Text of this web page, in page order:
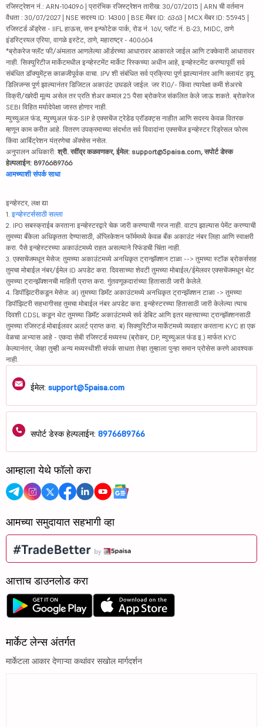
रजिस्ट्रेशन नं.: ARN-104096 | प्रारंभिक रजिस्ट्रेशन तारीख: 30/07/2015 | ARN ची वर्तमान
वैधता : 30/07/2027 | NSE सदस्य ID: 14300 | BSE मेंबर ID: 6363 | MCX मेंबर ID: 55945 |
रजिस्टर्ड ॲड्रेस - IIFL हाऊस, सन इन्फोटेक पार्क, रोड नं. 16V, प्लॉट नं. B-23, MIDC, ठाणे
इंडस्ट्रियल एरिया, वागळे इस्टेट, ठाणे, महाराष्ट्र - 400604
*ब्रोकरेज फ्लॅट फी/अंमलात आणलेल्या ऑर्डरच्या आधारावर आकारले जाईल आणि टक्केवारी आधारावर
नाही. सिक्युरिटीज मार्केटमधील इन्व्हेस्टमेंट मार्केट रिस्कच्या अधीन आहे, इन्व्हेस्टमेंट करण्यापूर्वी सर्व
संबंधित डॉक्युमेंट्स काळजीपूर्वक वाचा. IPV शी संबंधित सर्व प्रक्रिया पूर्ण झाल्यानंतर आणि क्लायंट ड्यू
डिलिजन्स पूर्ण झाल्यानंतर डिजिटल अकाउंट उघडले जाईल. जर ₹10/- किंवा त्यापेक्षा कमी शेअरचे
विक्री/खरेदी मूल्य असेल तर प्रति शेअर कमाल 25 पैसा ब्रोकरेज संकलित केले जाऊ शकते. ब्रोकरेज
SEBI विहित मर्यादेपेक्षा जास्त होणार नाही.
म्युच्युअल फंड, म्युच्युअल फंड-SIP हे एक्सचेंज ट्रेडेड प्रॉडक्ट्स नाहीत आणि सदस्य केवळ वितरक
म्हणून काम करीत आहे. वितरण उपक्रमाच्या संदर्भात सर्व विवादांना एक्सचेंज इन्व्हेस्टर रिड्रेसल फोरम
किंवा आर्बिट्रेशन यंत्रणेचा ॲक्सेस नसेल.
अनुपालन अधिकारी: श्री. रवींद्र कळवणकर, ईमेल: support@5paisa.com, सपोर्ट डेस्क
हेल्पलाईन: 8976689766
आमच्याशी संपर्क साधा
इन्व्हेस्टर, लक्ष द्या
1. इन्व्हेस्टर्ससाठी सल्ला
2. IPO सबस्क्राईब करताना इन्व्हेस्टरद्वारे चेक जारी करण्याची गरज नाही. वाटप झाल्यास पेमेंट करण्याची
तुमच्या बँकेला अधिकृतता देण्यासाठी, ॲप्लिकेशन फॉर्ममध्ये केवळ बँक अकाउंट नंबर लिहा आणि स्वाक्षरी
करा. पैसे इन्व्हेस्टरच्या अकाउंटमध्ये राहत असल्याने रिफंडची चिंता नाही.
3. एक्सचेंजमधून मेसेज: तुमच्या अकाउंटमध्ये अनधिकृत ट्रान्झॅक्शन टाळा --> तुमच्या स्टॉक ब्रोकर्ससह
तुमचा मोबाईल नंबर/ईमेल ID अपडेट करा. दिवसाच्या शेवटी तुमच्या मोबाईल/ईमेलवर एक्सचेंजमधून थेट
तुमच्या ट्रान्झॅक्शनची माहिती प्राप्त करा. गुंतवणूकदारांच्या हितासाठी जारी केलेले.
4. डिपॉझिटरीकडून मेसेज: अ) तुमच्या डिमॅट अकाउंटमध्ये अनधिकृत ट्रान्झॅक्शन टाळा -> तुमच्या
डिपॉझिटरी सहभागीसह तुमचा मोबाईल नंबर अपडेट करा. इन्व्हेस्टरच्या हितासाठी जारी केलेल्या त्याच
दिवशी CDSL कडून थेट तुमच्या डिमॅट अकाउंटमध्ये सर्व डेबिट आणि इतर महत्त्वाच्या ट्रान्झॅक्शनसाठी
तुमच्या रजिस्टर्ड मोबाईलवर अलर्ट प्राप्त करा. ब) सिक्युरिटीज मार्केटमध्ये व्यवहार करताना KYC हा एक
वेळचा अभ्यास आहे - एकदा सेबी रजिस्टर्ड मध्यस्थ (ब्रोकर, DP, म्युच्युअल फंड इ.) मार्फत KYC
केल्यानंतर, जेव्हा तुम्ही अन्य मध्यस्थीशी संपर्क साधता तेव्हा तुम्हाला पुन्हा समान प्रोसेस करणे आवश्यक
नाही.
ईमेल: support@5paisa.com
सपोर्ट डेस्क हेल्पलाईन: 8976689766
आम्हाला येथे फॉलो करा
आमच्या समुदायात सहभागी व्हा
आत्ताच डाउनलोड करा
मार्केट लेन्स अंतर्गत
मार्केटला आकार देणाऱ्या कथांवर सखोल मार्गदर्शन